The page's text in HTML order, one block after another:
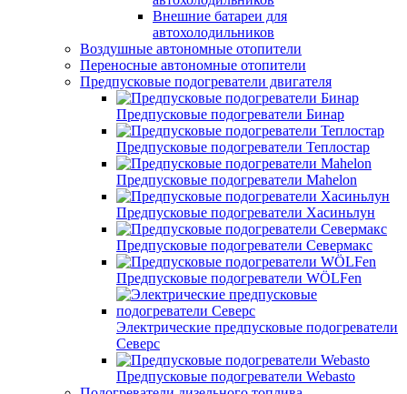
Внешние батареи для
автохолодильников
Воздушные автономные отопители
Переносные автономные отопители
Предпусковые подогреватели двигателя
Предпусковые подогреватели Бинар
Предпусковые подогреватели Теплостар
Предпусковые подогреватели Mahelon
Предпусковые подогреватели Хасиньлун
Предпусковые подогреватели Севермакс
Предпусковые подогреватели WÖLFen
Электрические предпусковые подогреватели
Северс
Предпусковые подогреватели Webasto